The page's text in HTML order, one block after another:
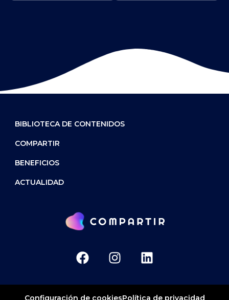
BIBLIOTECA DE CONTENIDOS
COMPARTIR
BENEFICIOS
ACTUALIDAD
Configuración de cookiesPolítica de privacidad